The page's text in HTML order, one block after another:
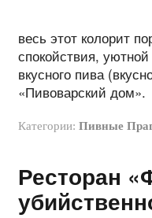
весь этот колорит
спокойствия,
вкусного пива
«Пивоварский дом».
Категории: Пивные
Ресторан